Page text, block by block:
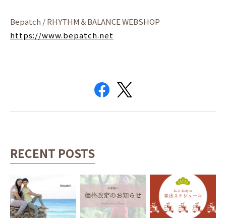
Bepatch / RHYTHM＆BALANCE WEBSHOP
https://www.bepatch.net
RECENT POSTS